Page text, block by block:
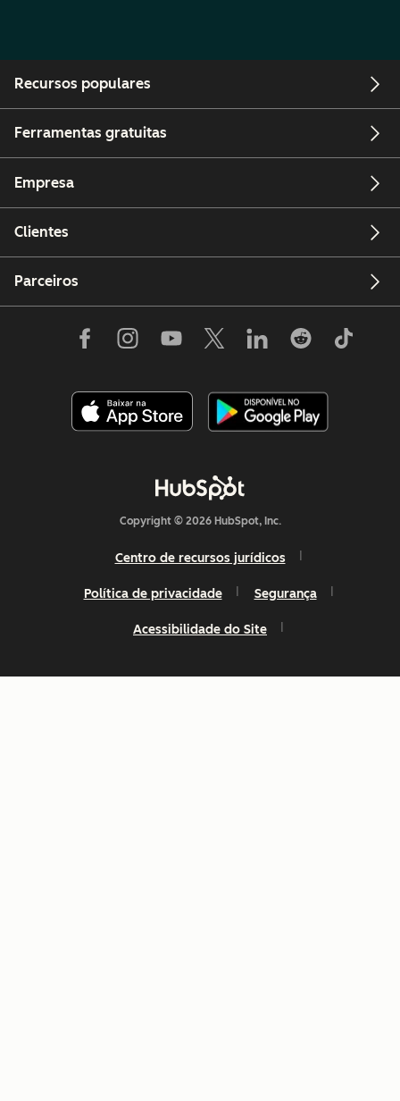
Recursos populares
Ferramentas gratuitas
Empresa
Clientes
Parceiros
Copyright © 2026 HubSpot, Inc.
Centro de recursos jurídicos
Política de privacidade Segurança
Acessibilidade do Site